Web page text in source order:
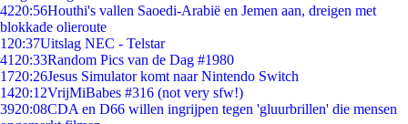
4220:56Houthi's vallen Saoedi-Arabië en Jemen aan, dreigen met
blokkade olieroute
1 20:37Uitslag NEC - Telstar
41 20:33Random Pics van de Dag #1980
1720:26Jesus Simulator komt naar Nintendo Switch
1420:12VrijMiBabes #316 (not very sfw!)
3920:08CDA en D66 willen ingrijpen tegen 'gluurbrillen' die mensen